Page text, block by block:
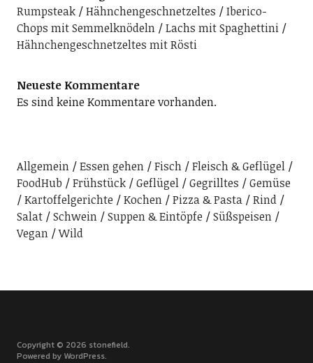
Rumpsteak
Hähnchengeschnetzeltes
Iberico-
Chops mit Semmelknödeln
Lachs mit Spaghettini
Hähnchengeschnetzeltes mit Rösti
Neueste Kommentare
Es sind keine Kommentare vorhanden.
Allgemein Essen gehen Fisch
Fleisch & Geflügel
FoodHub
Frühstück Geflügel Gegrilltes
Gemüse
Kartoffelgerichte
Kochen Pizza & Pasta
Rind
Salat
Schwein Suppen & Eintöpfe
Süßspeisen
Vegan
Wild
Copyright © 2026 stonefield
Powered by WordPress